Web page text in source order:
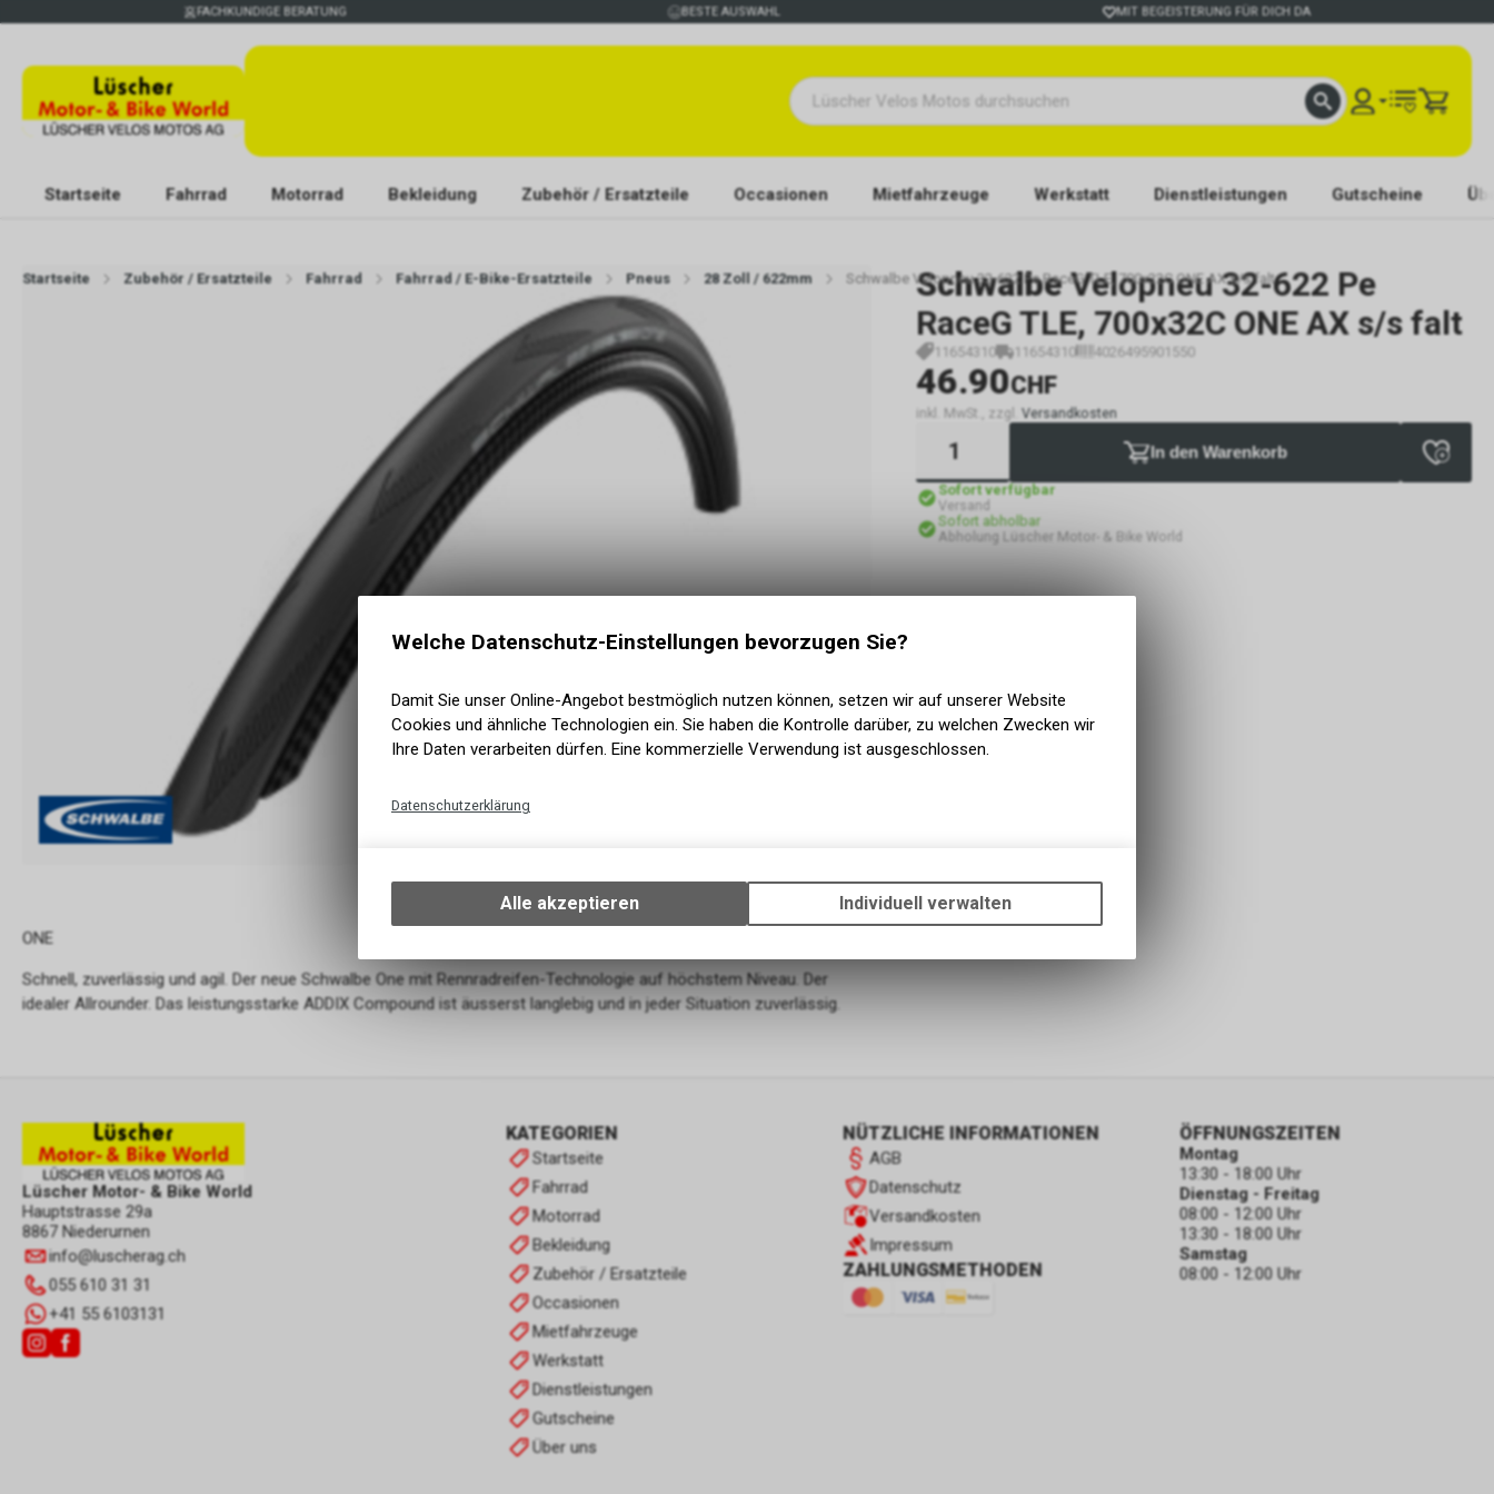
FACHKUNDIGE BERATUNG BESTE AUSWAHL MIT BEGEISTERUNG FÜR DICH DA
Startseite Fahrrad Motorrad Bekleidung Zubehör / Ersatzteile Occasionen Mietfahrzeuge Werkstatt Dienstleistungen Gutscheine
Startseite Zubehör / Ersatzteile Fahrrad Fahrrad / E-Bike-Ersatzteile Pneus 28 Zoll / 622mm Schwalbe Velopneu 32-622 Pe RaceG TLE, 700x32C ONE AX s/s falt
Schwalbe Velopneu 32-622 Pe
RaceG TLE, 700x32C ONE AX s/s falt
11654310 11654310 4026495901550
46.90CHF
inkl. MwSt., zzgl. Versandkosten
In den Warenkorb
Sofort verfügbar
Versand
Sofort abholbar
Abholung Lüscher Motor- & Bike World
ONE
Schnell, zuverlässig und agil. Der neue Schwalbe One mit Rennradreifen-Technologie auf höchstem Niveau. Der
idealer Allrounder. Das leistungsstarke ADDIX Compound ist äusserst langlebig und in jeder Situation zuverlässig.
Lüscher Motor- & Bike World
Hauptstrasse 29a
8867 Niederurnen
info@luscherag.ch
055 610 31 31
+41 55 6103131
KATEGORIEN
Startseite
Fahrrad
Motorrad
Bekleidung
Zubehör / Ersatzteile
Occasionen
Mietfahrzeuge
Werkstatt
Dienstleistungen
Gutscheine
Über uns
NÜTZLICHE INFORMATIONEN
AGB
Datenschutz
Versandkosten
Impressum
ZAHLUNGSMETHODEN
ÖFFNUNGSZEITEN
Montag
13:30 - 18:00 Uhr
Dienstag - Freitag
08:00 - 12:00 Uhr
13:30 - 18:00 Uhr
Samstag
08:00 - 12:00 Uhr
Welche Datenschutz-Einstellungen bevorzugen Sie?
Damit Sie unser Online-Angebot bestmöglich nutzen können, setzen wir auf unserer Website
Cookies und ähnliche Technologien ein. Sie haben die Kontrolle darüber, zu welchen Zwecken wir
Ihre Daten verarbeiten dürfen. Eine kommerzielle Verwendung ist ausgeschlossen.
Datenschutzerklärung
Ihrem Gerät, um die grundlegenden Funktionen unseres Online-Angebots, wie die
Verwendung des Warenkorbs, zu ermöglichen. Bitte beachten Sie, dass die
zulassen.
Alle akzeptieren Individuell verwalten